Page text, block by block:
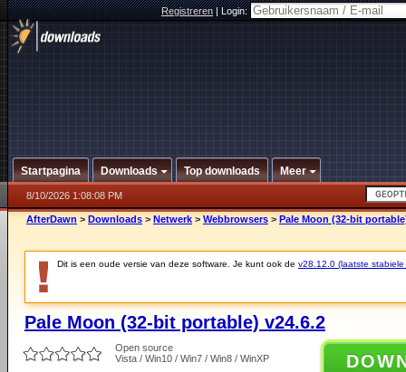
Registreren|Login:
Startpagina Downloads Top downloads Meer
8/10/2026 1:08:08 PM
AfterDawn > Downloads > Netwerk > Webbrowsers > Pale Moon (32-bit
Dit is een oude versie van deze software. Je kunt ook de v28.12.0 (laatste stabiele
Pale Moon (32-bit portable) v24.6.2
Open source
Vista / Win10 / Win7 / Win8 / WinXP